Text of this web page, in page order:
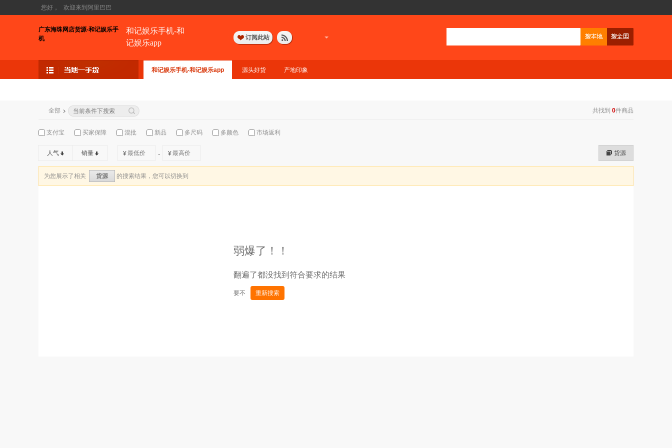
您好， 欢迎来到阿里巴巴
广东海珠网店货源-和记娱乐手
机
和记娱乐手机-和
记娱乐app
订阅此站
和记娱乐手机-和记娱乐app 源头好货 产地印象
共找到 0件商品
全部
支付宝 买家保障 混批 新品 多尺码 多颜色 市场返利
人气 销量 ¥ - ¥ 货源
为您展示了相关 货源 的搜索结果，您可以切换到
弱爆了！！
翻遍了都没找到符合要求的结果
要不 重新搜索